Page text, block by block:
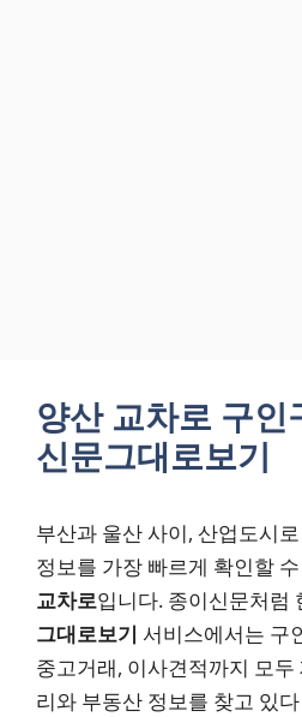
양산 교차로 구인
신문그대로보기
부산과 울산 사이, 산업도시
정보를 가장 빠르게 확인할
교차로입니다. 종이신문처럼
그대로보기 서비스에서는 구
중고거래, 이사견적까지 모
리와 부동산 정보를 찾고 있